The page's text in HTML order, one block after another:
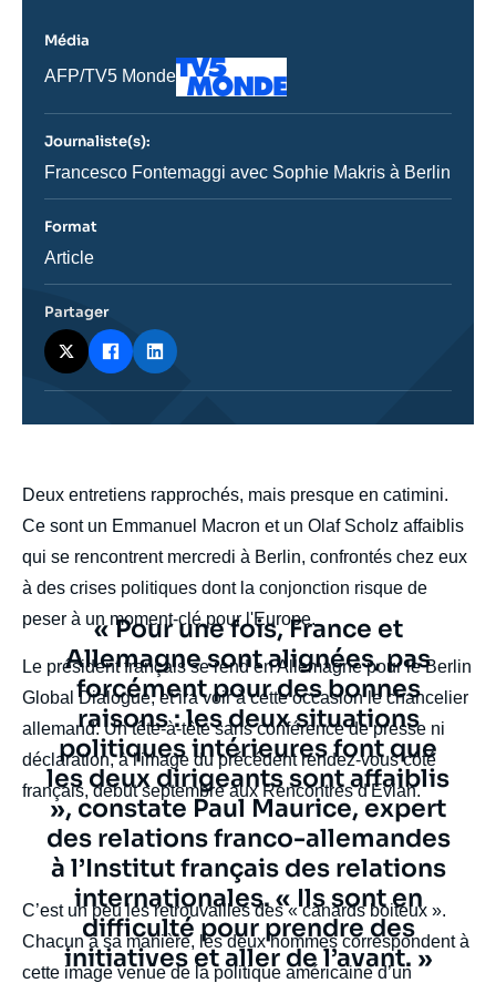
body
Deux entretiens rapprochés, mais presque en catimini.
Ce sont un Emmanuel Macron et un Olaf Scholz affaiblis
qui se rencontrent mercredi à Berlin, confrontés chez eux
à des crises politiques dont la conjonction risque de
peser à un moment-clé pour l'Europe.
Le président français se rend en Allemagne pour le Berlin
Global Dialogue, et ira voir à cette occasion le chancelier
allemand. Un tête-à-tête sans conférence de presse ni
déclaration, à l'image du précédent rendez-vous côté
français, début septembre aux Rencontres d'Evian.
Texte
citation
« Pour une fois, France et
Allemagne sont alignées, pas
forcément pour des bonnes
raisons : les deux situations
politiques intérieures font que
les deux dirigeants sont affaiblis
», constate Paul Maurice, expert
des relations franco-allemandes
à l’Institut français des relations
internationales. « Ils sont en
difficulté pour prendre des
initiatives et aller de l’avant. »
body
C’est un peu les retrouvailles des « canards boiteux ».
Chacun à sa manière, les deux hommes correspondent à
cette image venue de la politique américaine d’un
Média
Nom
journal,
ou
émission
AFP/TV5 Monde
Logo
Journaliste(s):
Journaliste
Francesco Fontemaggi avec Sophie Makris à Berlin
Format
Catégorie
Article
Partager